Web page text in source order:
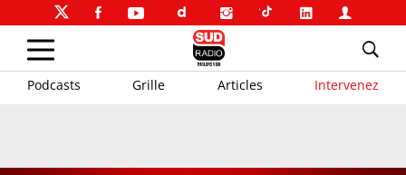
Podcasts Grille Articles Intervenez